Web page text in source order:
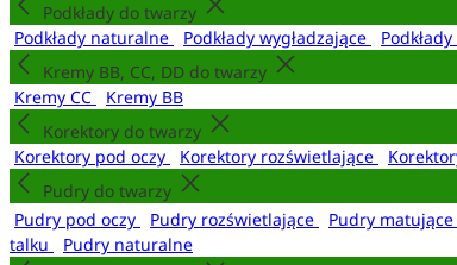
Podkłady do twarzy
Podkłady naturalne
Podkłady wygładzające
Kremy BB, CC, DD do twarzy
Kremy CC
Kremy BB
Korektory do twarzy
Korektory pod oczy
Korektory rozświetlające
Pudry do twarzy
Pudry pod oczy
Pudry rozświetlające Pudry matujące
talku
Pudry naturalne